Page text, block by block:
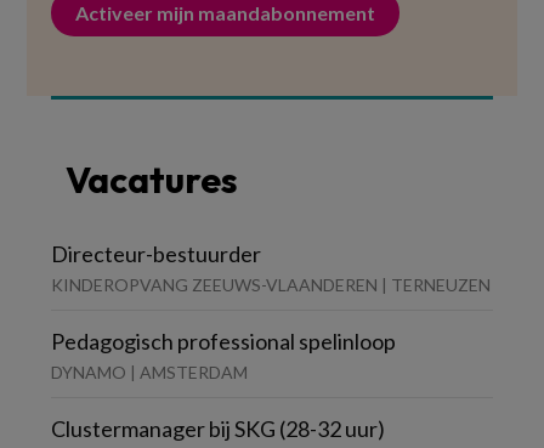
Activeer mijn maandabonnement
Vacatures
Directeur-bestuurder
KINDEROPVANG ZEEUWS-VLAANDEREN | TERNEUZEN
Pedagogisch professional spelinloop
DYNAMO | AMSTERDAM
Clustermanager bij SKG (28-32 uur)